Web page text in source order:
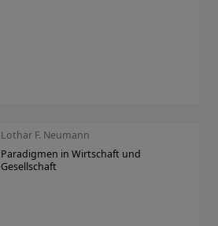
Lothar F. Neumann
Paradigmen in Wirtschaft und
Gesellschaft